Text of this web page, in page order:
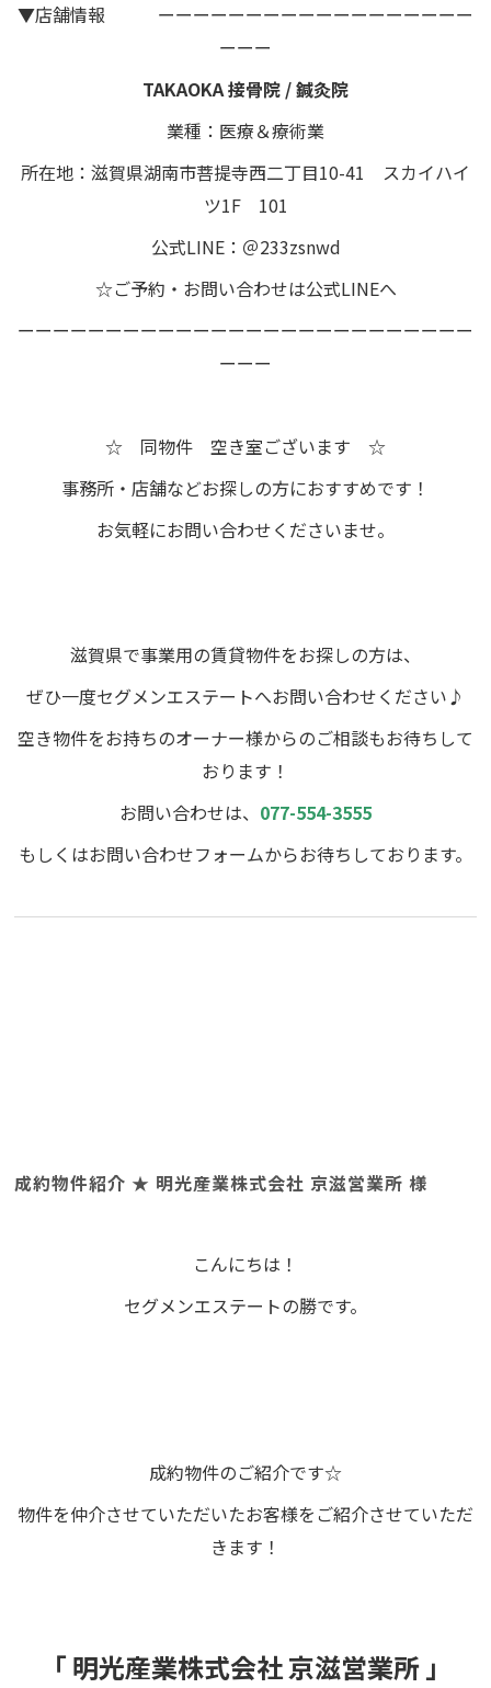
▼店舗情報 ーーーーーーーーーーーーーーーーーー
ーーー
TAKAOKA 接骨院 / 鍼灸院
業種：医療＆療術業
所在地：滋賀県湖南市菩提寺西二丁目10-41 スカイハイ
ツ1F 101
公式LINE：＠233zsnwd
☆ご予約・お問い合わせは公式LINEへ
ーーーーーーーーーーーーーーーーーーーーーーーーーー
ーーー
☆ 同物件 空き室ございます ☆
事務所・店舗などお探しの方におすすめです！
お気軽にお問い合わせくださいませ。
滋賀県で事業用の賃貸物件をお探しの方は、
ぜひ一度セグメンエステートへお問い合わせください♪
空き物件をお持ちのオーナー様からのご相談もお待ちして
おります！
お問い合わせは、 077-554-3555
もしくはお問い合わせフォームからお待ちしております。
成約物件紹介 ★ 明光産業株式会社 京滋営業所 様
こんにちは！
セグメンエステートの勝です。
成約物件のご紹介です☆
物件を仲介させていただいたお客様をご紹介させていただ
きます！
「 明光産業株式会社 京滋営業所」